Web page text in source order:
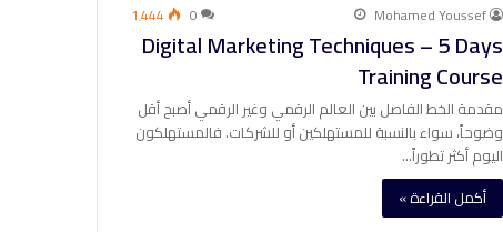
Mohamed Youssef
0 1٬444
Digital Marketing Techniques – 5 Days
Training Course
مقدمة الخط الفاصل بين العالم الرقمي وغير الرقمي أصبح أقل
وضوحاً، سواء بالنسبة للمستهلكين أو للشركات. فالمستهلكون
اليوم أكثر تطوراً…
أكمل القراءة »